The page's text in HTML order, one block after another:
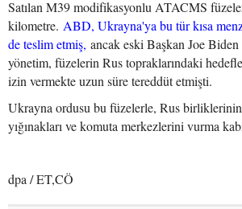
Satılan M39 modifikasyonlu ATACMS
kilometre. ABD, Ukrayna'ya bu tür kısa
de teslim etmiş, ancak eski Başkan Joe
yönetim, füzelerin Rus topraklarındaki
izin vermekte uzun süre tereddüt etmişti.
Ukrayna ordusu bu füzelerle, Rus
yığınakları ve komuta merkezlerini vurma
dpa / ET,CÖ